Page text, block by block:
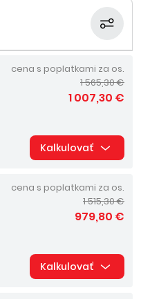
cena s poplatkami za os.
1 565,30 €
1 007,30 €
Kalkulovať
cena s poplatkami za os.
1 515,30 €
979,80 €
Kalkulovať